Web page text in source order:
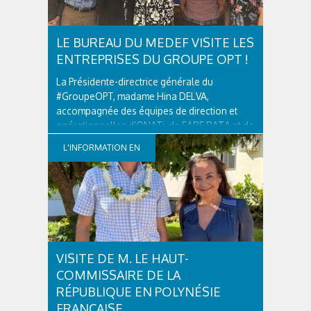
LE BUREAU DU MEDEF VISITE LES
ENTREPRISES DU GROUPE OPT !
La Présidente-directrice générale du
#GroupeOPT, madame Hina DELVA,
accompagnée des équipes de direction et
opérationnelles d’ONATi, de FARE RATA et de
Tahiti Nui Telecom, a eu le plaisir d'accueillir
monsieur Yannick Cadet, Président du MEDEF
Polynésie Française, ainsi que les membres
de son...
L'INFORMATION EN
CONTINUE
VISITE DE M. LE HAUT-
COMMISSAIRE DE LA
RÉPUBLIQUE EN POLYNÉSIE